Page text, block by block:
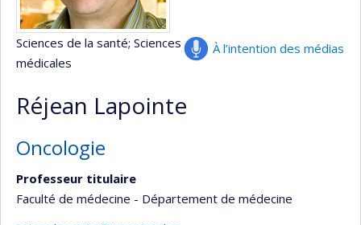
À l’intention des médias
Sciences de la santé; Sciences
médicales
Réjean Lapointe
Oncologie
Professeur titulaire
Faculté de médecine - Département de médecine